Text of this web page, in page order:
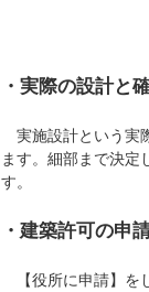
・実際の設計と
実施設計という実
ます。細部まで決定
す。
・建築許可の申
【役所に申請】を